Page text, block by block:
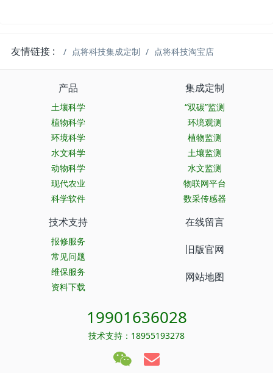
友情链接 : 点将科技集成定制 点将科技淘宝店
产品
土壤科学
植物科学
环境科学
水文科学
动物科学
现代农业
科学软件
集成定制
“双碳”监测
环境观测
植物监测
土壤监测
水文监测
物联网平台
数采传感器
技术支持
报修服务
常见问题
维保服务
资料下载
在线留言
旧版官网
网站地图
19901636028
技术支持：18955193278